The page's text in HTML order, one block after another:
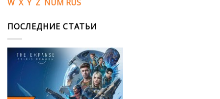
W X Y Z NUM RUS
ПОСЛЕДНИЕ СТАТЬИ